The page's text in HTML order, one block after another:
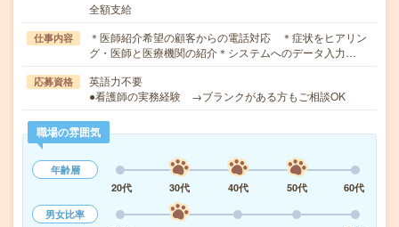
全額支給
仕事内容
＊医師紹介希望の顧客からの電話対応 ＊症状をヒアリン
グ・医師と医療機関の紹介＊システムへのデータ入力…
応募資格
英語力不要
●看護師の実務経験 →ブランクがある方もご相談OK
職場の雰囲気
年齢層
20代
30代 40代 50代
60代
男女比率